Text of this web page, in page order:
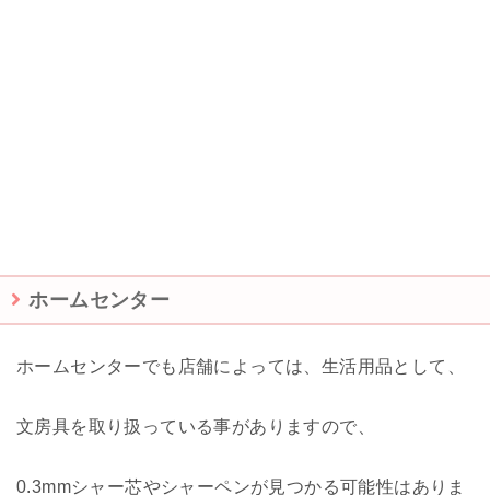
ホームセンター
ホームセンターでも店舗によっては、生活用品として、
文房具を取り扱っている事がありますので、
0.3mmシャー芯やシャーペンが見つかる可能性はありま